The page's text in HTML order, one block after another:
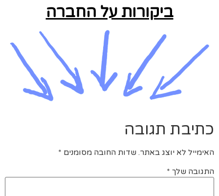
ביקורות על החברה
כתיבת תגובה
האימייל לא יוצג באתר. שדות החובה מסומנים *
התגובה שלך *